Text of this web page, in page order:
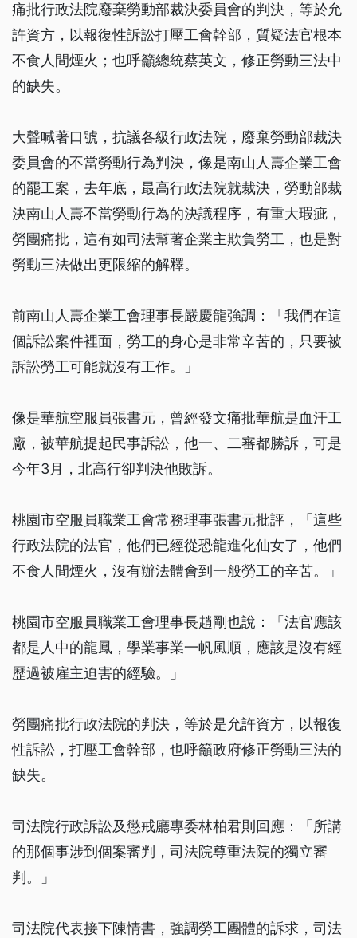
痛批行政法院廢棄勞動部裁決委員會的判決，等於允
許資方，以報復性訴訟打壓工會幹部，質疑法官根本
不食人間煙火；也呼籲總統蔡英文，修正勞動三法中
的缺失。
大聲喊著口號，抗議各級行政法院，廢棄勞動部裁決
委員會的不當勞動行為判決，像是南山人壽企業工會
的罷工案，去年底，最高行政法院就裁決，勞動部裁
決南山人壽不當勞動行為的決議程序，有重大瑕疵，
勞團痛批，這有如司法幫著企業主欺負勞工，也是對
勞動三法做出更限縮的解釋。
前南山人壽企業工會理事長嚴慶龍強調：「我們在這
個訴訟案件裡面，勞工的身心是非常辛苦的，只要被
訴訟勞工可能就沒有工作。」
像是華航空服員張書元，曾經發文痛批華航是血汗工
廠，被華航提起民事訴訟，他一、二審都勝訴，可是
今年3月，北高行卻判決他敗訴。
桃園市空服員職業工會常務理事張書元批評，「這些
行政法院的法官，他們已經從恐龍進化仙女了，他們
不食人間煙火，沒有辦法體會到一般勞工的辛苦。」
桃園市空服員職業工會理事長趙剛也說：「法官應該
都是人中的龍鳳，學業事業一帆風順，應該是沒有經
歷過被雇主迫害的經驗。」
勞團痛批行政法院的判決，等於是允許資方，以報復
性訴訟，打壓工會幹部，也呼籲政府修正勞動三法的
缺失。
司法院行政訴訟及懲戒廳專委林柏君則回應：「所講
的那個事涉到個案審判，司法院尊重法院的獨立審
判。」
司法院代表接下陳情書，強調勞工團體的訴求，司法